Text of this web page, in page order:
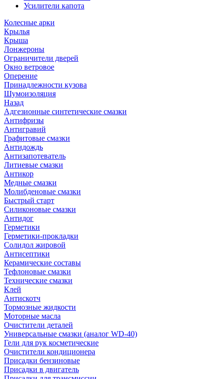
Усилители капота
Колесные арки
Крылья
Крыша
Лонжероны
Ограничители дверей
Окно ветровое
Оперение
Принадлежности кузова
Шумоизоляция
Назад
Адгезионные синтетические смазки
Антифризы
Антигравий
Графитовые смазки
Антидождь
Антизапотеватель
Литиевые смазки
Антикор
Медные смазки
Молибденовые смазки
Быстрый старт
Силиконовые смазки
Антидог
Герметики
Герметики-прокладки
Солидол жировой
Антисептики
Керамические составы
Тефлоновые смазки
Технические смазки
Клей
Антискотч
Тормозные жидкости
Моторные масла
Очистители деталей
Универсальные смазки (аналог WD-40)
Гели для рук косметические
Очистители кондиционера
Присадки бензиновые
Присадки в двигатель